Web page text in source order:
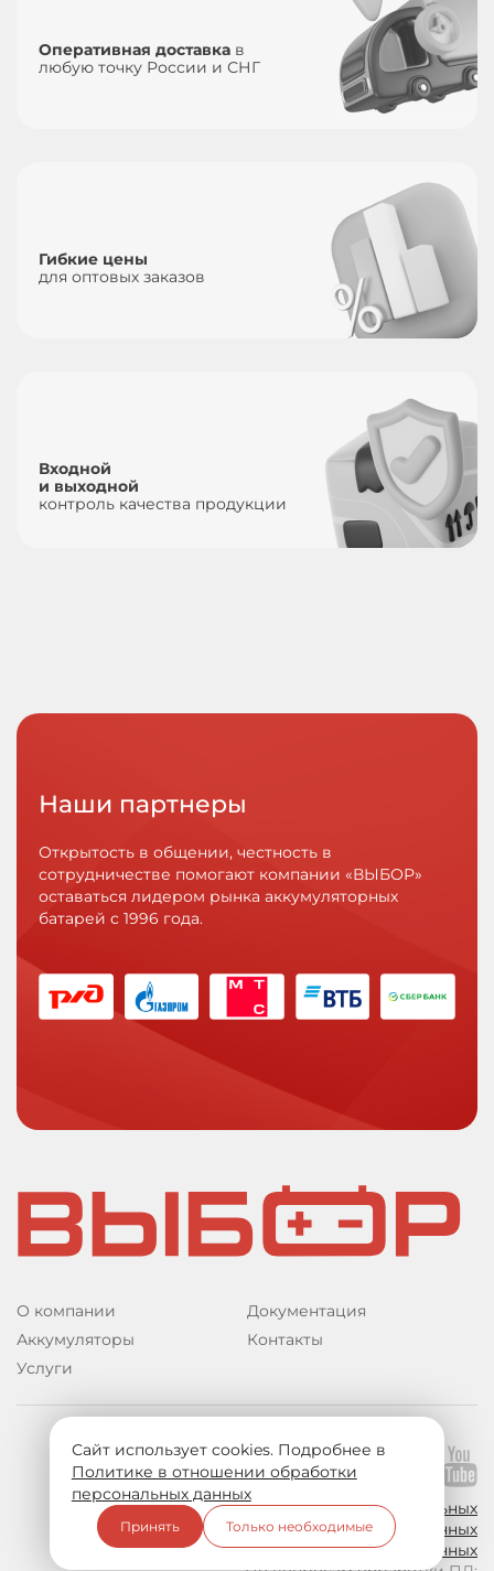
Оперативная доставка в
любую точку России и СНГ
Гибкие цены
для оптовых заказов
Входной
и выходной
контроль качества продукции
Наши партнеры
Открытость в общении, честность в
сотрудничестве помогают компании «ВЫБОР»
оставаться лидером рынка аккумуляторных
батарей с 1996 года.
О компании
Аккумуляторы
Услуги
Документация
Контакты
Подпишитесь на нас:
Политика в отношении обработки персональных
данных
Согласие на обработку персональных данных
Сайт использует cookies. Подробнее в
Политике в отношении обработки
персональных данных
Принять Только необходимые